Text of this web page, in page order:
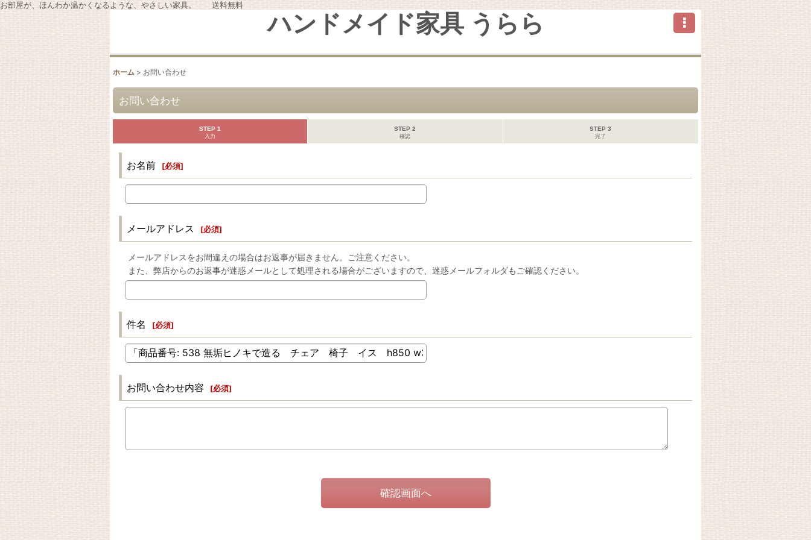
お部屋が、ほんわか温かくなるような、やさしい家具。 送料無料 ハンドメイド家具 うらら
ホーム > お問い合わせ
お問い合わせ
STEP 1
入力
STEP 2
確認
STEP 3
完了
お名前 [必須]
メールアドレス [必須]
メールアドレスをお間違えの場合はお返事が届きません。ご注意ください。
また、弊店からのお返事が迷惑メールとして処理される場合がございますので、迷惑メールフォルダもご確認ください。
件名 [必須]
お問い合わせ内容 [必須]
確認画面へ